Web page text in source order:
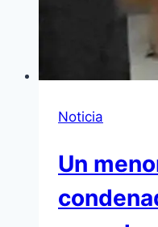
Noticia
Un